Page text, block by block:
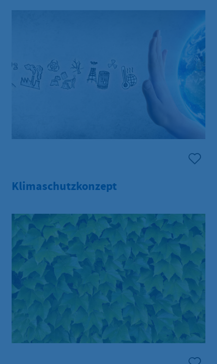
Klimaschutzkonzept